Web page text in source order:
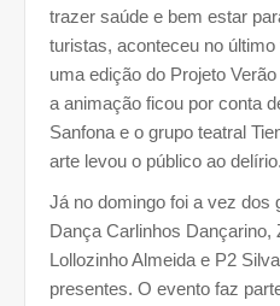
trazer saúde e bem estar
turistas, aconteceu no
uma edição do Projeto
a animação ficou por conta
Sanfona e o grupo teatral
arte levou o público ao delírio.
Já no domingo foi a vez dos
Dança Carlinhos Dançarino,
Lollozinho Almeida e P2
presentes. O evento faz